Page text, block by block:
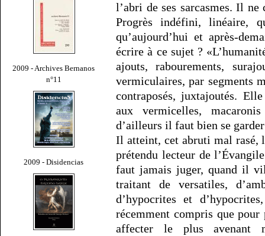
2009 - Archives Bernanos
n°11
2009 - Disidencias
l’abri de ses sarcasmes. Il
Progrès indéfini, linéaire,
qu’aujourd’hui et après-
écrire à ce sujet ?
ajouts, rabourements,
vermiculaires, par segments
contraposés, juxtajoutés.
aux vermicelles,
d’ailleurs il faut bien se
Il atteint, cet abruti mal rasé,
prétendu lecteur de
faut jamais juger, quand il
traitant de versatiles,
d’hypocrites et
récemment compris que
affecter le plus avenant